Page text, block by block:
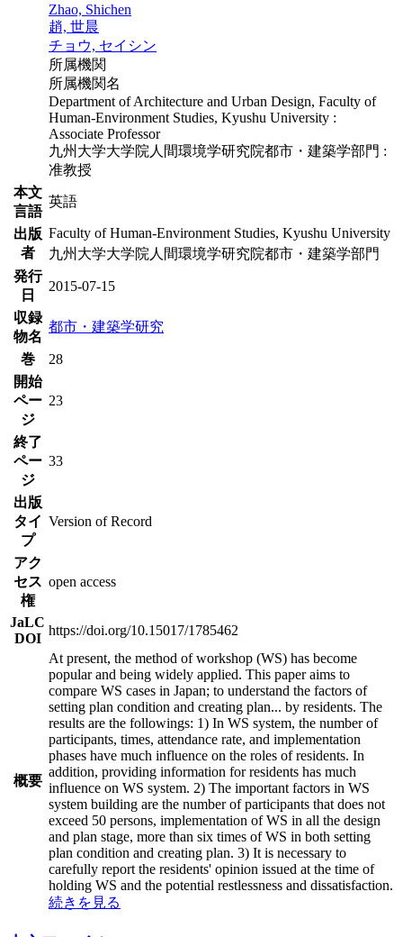
Zhao, Shichen
趙, 世晨
チョウ, セイシン
所属機関
所属機関名
Department of Architecture and Urban Design, Faculty of
Human-Environment Studies, Kyushu University :
Associate Professor
九州大学大学院人間環境学研究院都市・建築学部門 :
准教授
本文
言語
英語
出版
者
Faculty of Human-Environment Studies, Kyushu University
九州大学大学院人間環境学研究院都市・建築学部門
発行
日
2015-07-15
収録
物名
都市・建築学研究
巻
28
開始
ペー
ジ
23
終了
ペー
ジ
33
出版
タイ
プ
Version of Record
アク
セス
権
open access
JaLC
DOI
https://doi.org/10.15017/1785462
概要
At present, the method of workshop (WS) has become
popular and being widely applied. This paper aims to
compare WS cases in Japan; to understand the factors of
setting plan condition and creating plan... by residents. The
results are the followings: 1) In WS system, the number of
participants, times, attendance rate, and implementation
phases have much influence on the roles of residents. In
addition, providing information for residents has much
influence on WS system. 2) The important factors in WS
system building are the number of participants that does not
exceed 50 persons, implementation of WS in all the design
and plan stage, more than six times of WS in both setting
plan condition and creating plan. 3) It is necessary to
carefully report the residents' opinion issued at the time of
holding WS and the potential restlessness and dissatisfaction.
続きを見る